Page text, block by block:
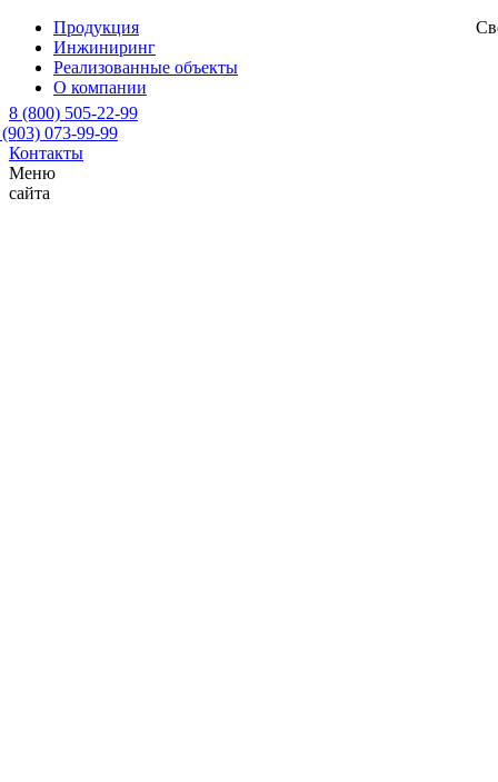
Продукция
Инжиниринг
Реализованные объекты
О компании
8 (800) 505-22-99
073-99-99
Контакты
Меню
сайта